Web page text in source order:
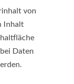
von
Inhalt
Daten